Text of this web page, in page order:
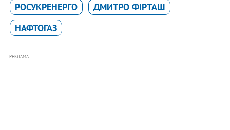
РОСУКРЕНЕРГО
ДМИТРО ФІРТАШ
НАФТОГАЗ
РЕКЛАМА